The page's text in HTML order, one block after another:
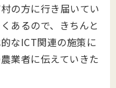
の方に行き届いてい
あるので、きちんと
なICT関連の施策に
業者に伝えていきた